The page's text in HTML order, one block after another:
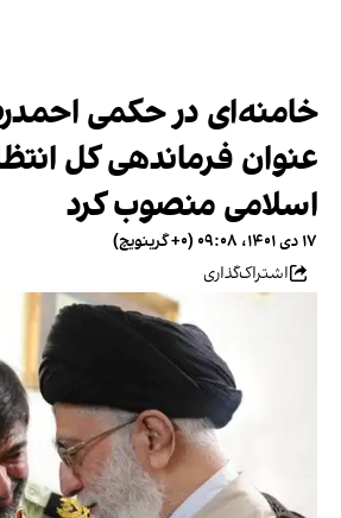
خامنه‌ای در حکمی
عنوان فرماندهی کل
اسلامی منصوب کرد
۱۷ دی ۱۴۰۱، ۰۹:۰۸ (‎+۰ گرینویچ)
اشتراک‌گذاری